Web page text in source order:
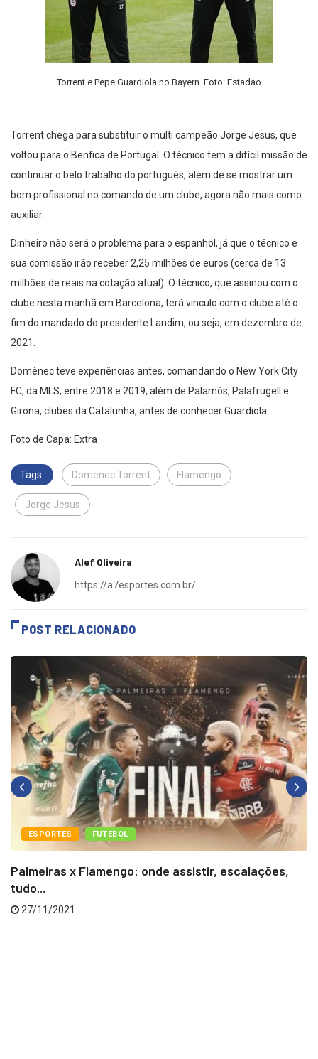
Torrent e Pepe Guardiola no Bayern. Foto: Estadao
Torrent chega para substituir o multi campeão Jorge Jesus, que
voltou para o Benfica de Portugal. O técnico tem a difícil missão de
continuar o belo trabalho do português, além de se mostrar um
bom profissional no comando de um clube, agora não mais como
auxiliar.
Dinheiro não será o problema para o espanhol, já que o técnico e
sua comissão irão receber 2,25 milhões de euros (cerca de 13
milhões de reais na cotação atual). O técnico, que assinou com o
clube nesta manhã em Barcelona, terá vinculo com o clube até o
fim do mandado do presidente Landim, ou seja, em dezembro de
2021.
Domènec teve experiências antes, comandando o New York City
FC, da MLS, entre 2018 e 2019, além de Palamós, Palafrugell e
Girona, clubes da Catalunha, antes de conhecer Guardiola.
Foto de Capa: Extra
Tags: Domenec Torrent Flamengo
Jorge Jesus
Alef Oliveira
https://a7esportes.com.br/
POST RELACIONADO
ESPORTES FUTEBOL
Palmeiras x Flamengo: onde assistir, escalações,
tudo...
27/11/2021